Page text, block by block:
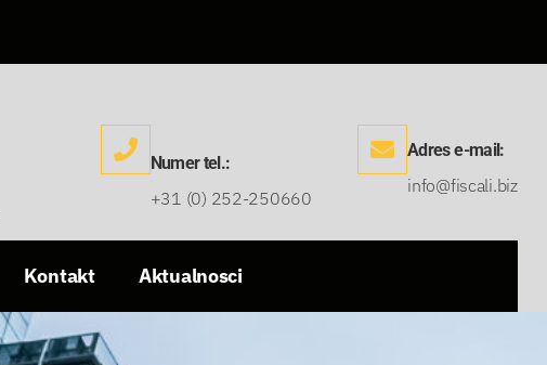
Numer tel.:
+31 (0) 252-250660
Adres e-mail:
info@fiscali.biz
Kontakt Aktualnosci